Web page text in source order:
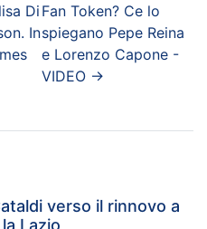
Di
In
Fan Token? Ce lo
spiegano Pepe Reina
e Lorenzo Capone -
VIDEO→
verso il rinnovo a
Lazio